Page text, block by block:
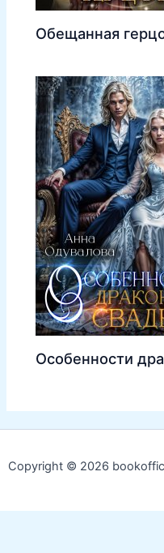
Обещанная
Особенности
Copyright © 2026